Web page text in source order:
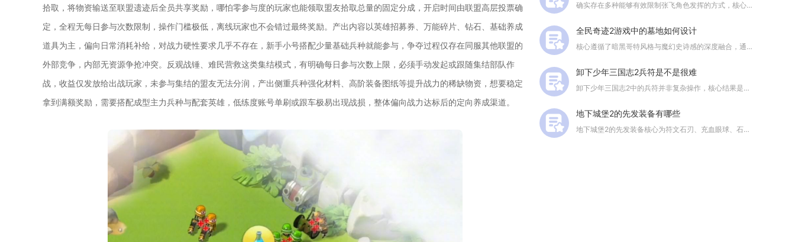
拾取，将物资输送至联盟遗迹后全员共享奖励，哪怕零参与度的玩家也能领取盟友拾取总量的固定分成，开启时间由联盟高层投票确
定，全程无每日参与次数限制，操作门槛极低，离线玩家也不会错过最终奖励。产出内容以英雄招募券、万能碎片、钻石、基础养成
道具为主，偏向日常消耗补给，对战力硬性要求几乎不存在，新手小号搭配少量基础兵种就能参与，争夺过程仅存在同服其他联盟的
外部竞争，内部无资源争抢冲突。反观战锤、难民营救这类集结模式，有明确每日参与次数上限，必须手动发起或跟随集结部队作
战，收益仅发放给出战玩家，未参与集结的盟友无法分润，产出侧重兵种强化材料、高阶装备图纸等提升战力的稀缺物资，想要稳定
拿到满额奖励，需要搭配成型主力兵种与配套英雄，低练度账号单刷或跟车极易出现战损，整体偏向战力达标后的定向养成渠道。
确实存在多种能够有效限制张飞角色发挥的方式，核心思路在于围绕...
全民奇迹2游戏中的墓地如何设计
核心遵循了暗黑哥特风格与魔幻史诗感的深度融合，通过空间层次架...
卸下少年三国志2兵符是不是很难
卸下少年三国志2中的兵符并非复杂操作，核心结果是可直接在兵符...
地下城堡2的先发装备有哪些
地下城堡2的先发装备核心为符文石刃、充血眼球、石之利爪、枯干...